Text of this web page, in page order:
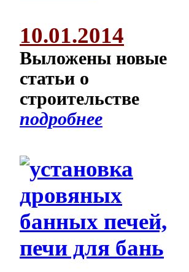
10.01.2014
Выложены новые
статьи о
строительстве
подробнее